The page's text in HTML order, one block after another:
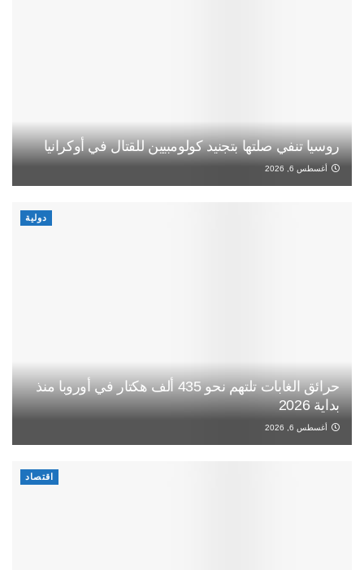
روسيا تنفي صلتها بتجنيد كولومبيين للقتال في أوكرانيا
أغسطس 6, 2026
دولية
حرائق الغابات تلتهم نحو 435 ألف هكتار في أوروبا منذ
بداية 2026
أغسطس 6, 2026
اقتصاد